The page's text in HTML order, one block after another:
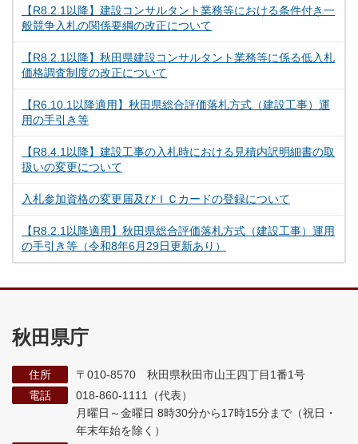
【R8.2.1以降】建設コンサルタント業務等における条件付き一
般競争入札の関係要綱の改正について
【R8.2.1以降】秋田県建設コンサルタント業務等に係る低入札
価格調査制度の改正について
【R6.10.1以降適用】秋田県総合評価落札方式（建設工事）運
用の手引き等
【R8.4.1以降】建設工事の入札時における見積内訳明細書の取
扱いの変更について
入札参加資格の変更届及びＩＣカードの登録について
【R8.2.1以降適用】秋田県総合評価落札方式（建設工事）運用
の手引き等（令和8年6月29日更新あり）
秋田県庁
住所
〒010-8570 秋田県秋田市山王四丁目1番1号
電話
018-860-1111（代表）
月曜日～金曜日 8時30分から17時15分まで （祝日・
年末年始を除く）